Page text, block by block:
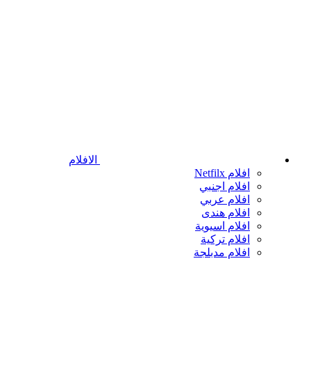
الافلام
افلام Netfilx
افلام اجنبي
افلام عربي
افلام هندى
افلام اسيوية
افلام تركية
افلام مدبلجة